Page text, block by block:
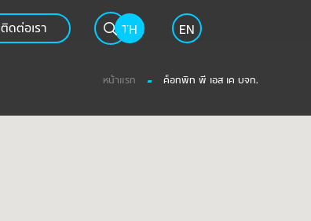
ติดต่อเรา TH EN
หน้าแรก ค็อกพิท พี เอส เค บจก.